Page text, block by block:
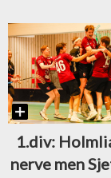
1.div:
nerve men